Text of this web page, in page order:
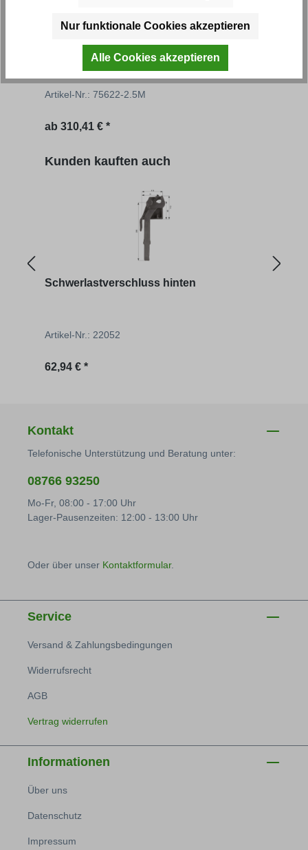
Grundbordwand Hardox 2,5 mm
Artikel-Nr.: 75622-2.5M
Regulärer Preis:
ab 310,41 € *
Produktgalerie überspringen
Kunden kauften auch
Schwerlastverschluss hinten
Artikel-Nr.: 22052
Regulärer Preis:
62,94 € *
Kontakt
Telefonische Unterstützung und Beratung unter:
08766 93250
Mo-Fr, 08:00 - 17:00 Uhr
Lager-Pausenzeiten: 12:00 - 13:00 Uhr
Oder über unser Kontaktformular.
Service
Versand & Zahlungsbedingungen
Widerrufsrecht
AGB
Vertrag widerrufen
Informationen
Über uns
Datenschutz
Impressum
Nur funktionale Cookies akzeptieren
Alle Cookies akzeptieren